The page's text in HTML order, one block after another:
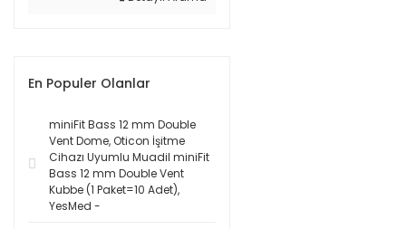
En Populer Olanlar
miniFit Bass 12 mm Double
Vent Dome, Oticon İşitme
Cihazı Uyumlu Muadil miniFit
Bass 12 mm Double Vent
Kubbe (1 Paket=10 Adet),
YesMed -